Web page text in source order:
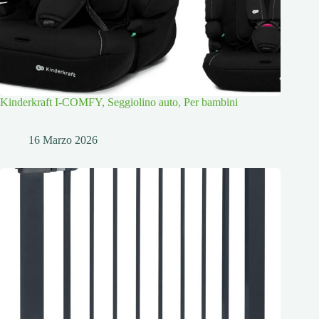
Kinderkraft I-COMFY, Seggiolino auto, Per bambini
16 Marzo 2026